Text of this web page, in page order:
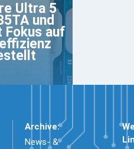
Ultra 5
und
Fokus auf
Archive:
News- &